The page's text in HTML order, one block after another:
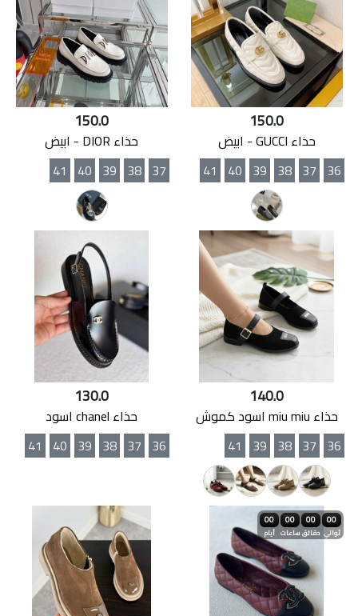
150.0
حذاء GUCCI - ابيض
36
37
38
39
40
41
150.0
حذاء DIOR - ابيض
37
38
39
40
41
140.0
حذاء miu miu اسود كموش
36
37
38
39
41
130.0
حذاء chanel اسود
36
37
38
39
40
41
00
أيام
00
ساعات
00
دقائق
00
ثواني